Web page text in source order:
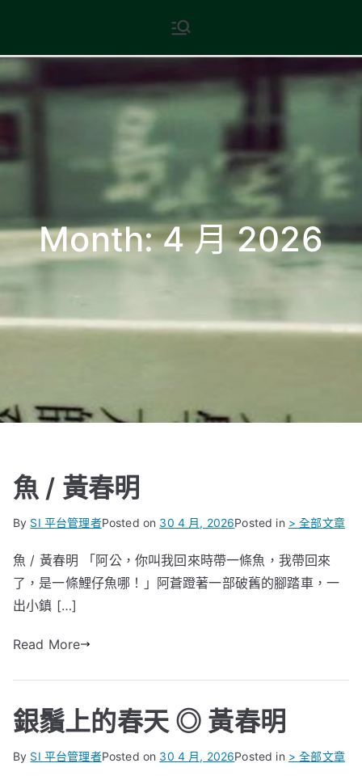
content
現代文學
地球小如鴿卵，/ 我輕輕地將它
Month:4 月 2026
魚 / 黃春明
By SI 平台管理者Posted on 30 4 月, 2026Posted in > 全部文章
魚 / 黃春明 「阿公，你叫我回來時帶一條魚，我帶回來
了，是一條鯉仔魚哪！」阿蒼蹬著一部破舊的腳踏車，一
出小鎮 […]
Read More
銀鬚上的春天 ◎ 黃春明
By SI 平台管理者Posted on 30 4 月, 2026Posted in > 全部文章